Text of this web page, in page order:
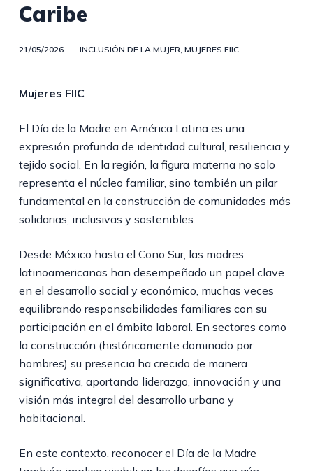
n
d
Caribe
21/05/2026 INCLUSIÓN DE LA MUJER, MUJERES FIIC
Mujeres FIIC
El Día de la Madre en América Latina es una
expresión profunda de identidad cultural, resiliencia y
tejido social. En la región, la figura materna no solo
representa el núcleo familiar, sino también un pilar
fundamental en la construcción de comunidades más
solidarias, inclusivas y sostenibles.
Desde México hasta el Cono Sur, las madres
latinoamericanas han desempeñado un papel clave
en el desarrollo social y económico, muchas veces
equilibrando responsabilidades familiares con su
participación en el ámbito laboral. En sectores como
la construcción (históricamente dominado por
hombres) su presencia ha crecido de manera
significativa, aportando liderazgo, innovación y una
visión más integral del desarrollo urbano y
habitacional.
En este contexto, reconocer el Día de la Madre